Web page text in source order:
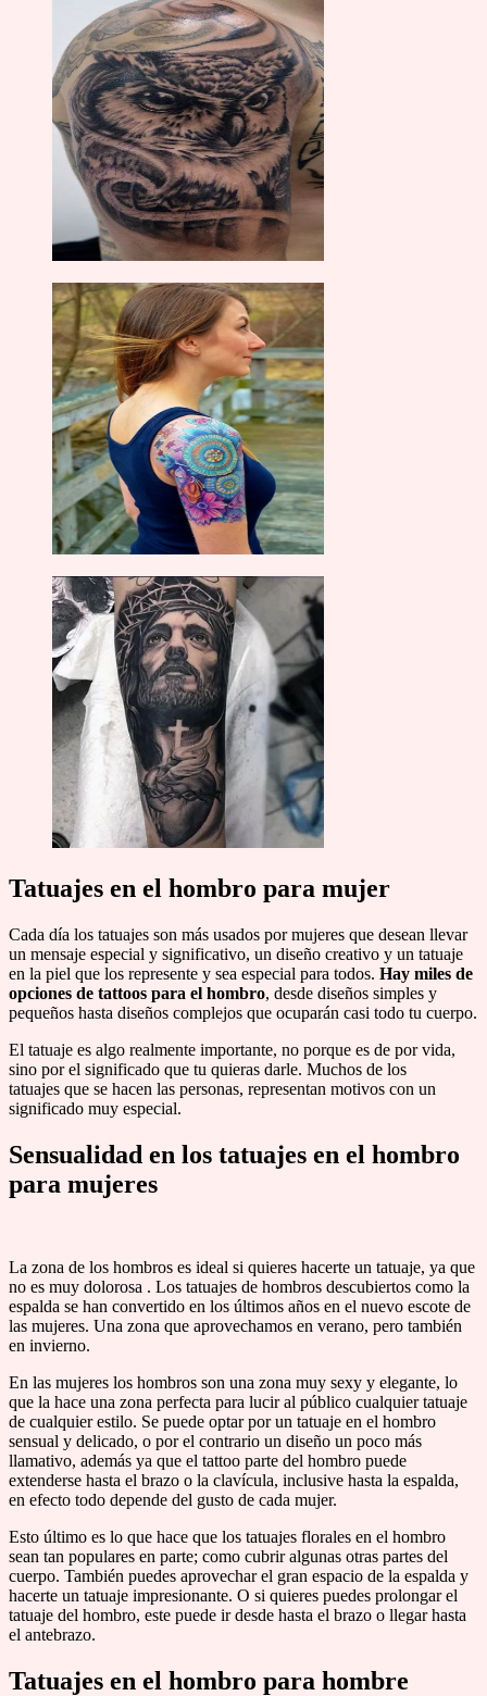
Tatuajes en el hombro para mujer
Cada día los tatuajes son más usados por mujeres que desean llevar
un mensaje especial y significativo, un diseño creativo y un tatuaje
en la piel que los represente y sea especial para todos. Hay miles de
opciones de tattoos para el hombro, desde diseños simples y
pequeños hasta diseños complejos que ocuparán casi todo tu cuerpo.
El tatuaje es algo realmente importante, no porque es de por vida,
sino por el significado que tu quieras darle. Muchos de los
tatuajes que se hacen las personas, representan motivos con un
significado muy especial.
Sensualidad en los tatuajes en el hombro
para mujeres
La zona de los hombros es ideal si quieres hacerte un tatuaje, ya que
no es muy dolorosa . Los tatuajes de hombros descubiertos como la
espalda se han convertido en los últimos años en el nuevo escote de
las mujeres. Una zona que aprovechamos en verano, pero también
en invierno.
En las mujeres los hombros son una zona muy sexy y elegante, lo
que la hace una zona perfecta para lucir al público cualquier tatuaje
de cualquier estilo. Se puede optar por un tatuaje en el hombro
sensual y delicado, o por el contrario un diseño un poco más
llamativo, además ya que el tattoo parte del hombro puede
extenderse hasta el brazo o la clavícula, inclusive hasta la espalda,
en efecto todo depende del gusto de cada mujer.
Esto último es lo que hace que los tatuajes florales en el hombro
sean tan populares en parte; como cubrir algunas otras partes del
cuerpo. También puedes aprovechar el gran espacio de la espalda y
hacerte un tatuaje impresionante. O si quieres puedes prolongar el
tatuaje del hombro, este puede ir desde hasta el brazo o llegar hasta
el antebrazo.
Tatuajes en el hombro para hombre